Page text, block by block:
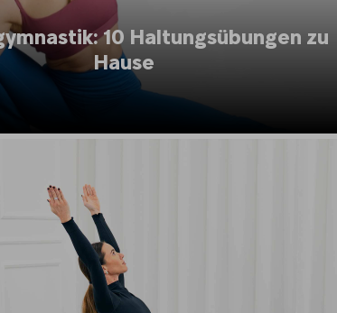
10 Haltungsübungen zu
Hause